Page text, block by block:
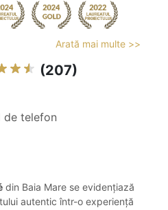
Arată mai multe >>
(207)
de telefon
din Baia Mare se evidențiază
autentic într-o experiență